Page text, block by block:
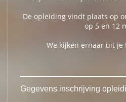
De opleiding vindt plaats op
op 5 en 12
We kijken ernaar uit je